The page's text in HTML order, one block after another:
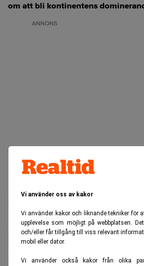
Vi använder oss av kakor
Vi använder kakor och liknande tekniker för
upplevelse som möjligt på webbplatsen.
och/eller får tillgång till viss relevant
mobil eller dator.
Vi använder också kakor från olika
om att bli kontinentens
ANNONS
Nyckelaffär i Europas flygindustri
Privatiseringen av TAP Air Portugal
avgörande skede. Air France-KLM
lämnat bindande bud på upp till 49,9
portugisiska flygbolaget. Besked